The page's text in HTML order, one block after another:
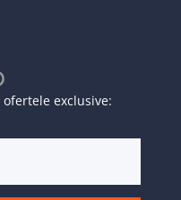
exclusive: